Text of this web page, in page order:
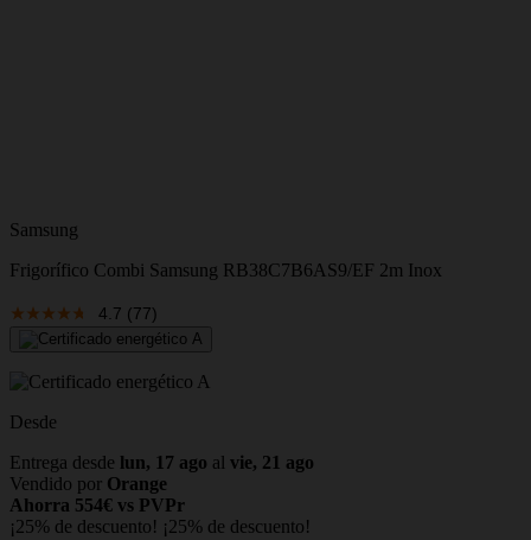
Samsung
Frigorífico Combi Samsung RB38C7B6AS9/EF 2m Inox
4.7 (77)
Desde
Entrega desde lun, 17 ago al vie, 21 ago
Vendido por Orange
Ahorra 554€ vs PVPr
¡25% de descuento! ¡25% de descuento!